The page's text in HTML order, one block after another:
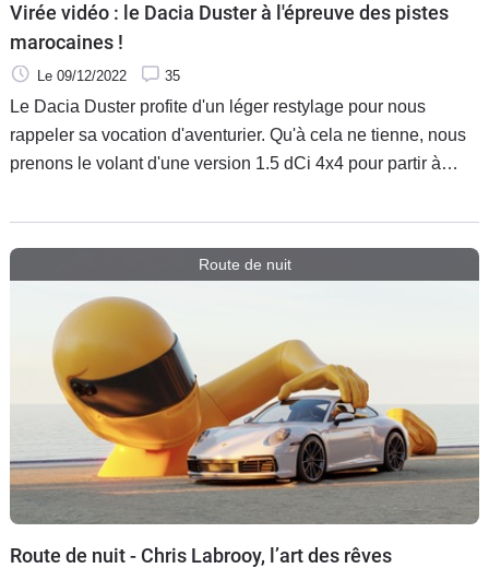
Virée vidéo : le Dacia Duster à l'épreuve des pistes
marocaines !
Le 09/12/2022 35
Le Dacia Duster profite d'un léger restylage pour nous
rappeler sa vocation d'aventurier. Qu'à cela ne tienne, nous
prenons le volant d'une version 1.5 dCi 4x4 pour partir à
Marrakech. Un périple qui ne se fera pas sans y laisser des
plumes, mais qui démontrera une nouvelle fois
l'extraordinaire potentiel du baroudeur le roumain. Suivez-le
Route de nuit
Route de nuit - Chris Labrooy, l’art des rêves